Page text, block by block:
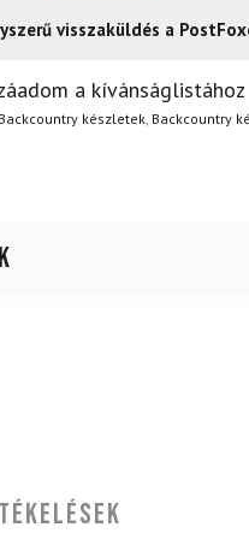
Ingyenes
visszaküldés a
a választásában? Semmi
indoklás nélkül.Mik a
a kívánságlistához
Backcountry készletek, Backcountry